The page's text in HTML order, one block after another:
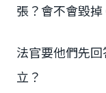
張？會不會毀掉
法官要他們先
立？